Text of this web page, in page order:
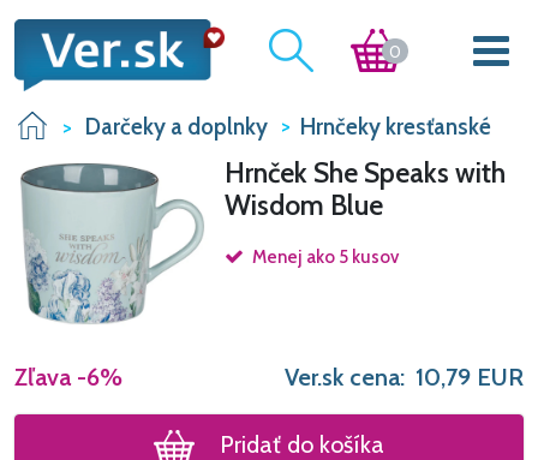
0
Darčeky a doplnky Hrnčeky kresťanské
Hrnček She Speaks with
Wisdom Blue
Menej ako 5 kusov
Zľava -6% Ver.sk cena: 10,79 EUR
Pridať do košíka